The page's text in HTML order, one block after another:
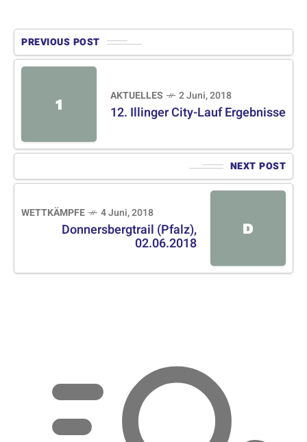
PREVIOUS POST
1 AKTUELLES 2 Juni, 2018
12. Illinger City-Lauf Ergebnisse
NEXT POST
D
WETTKÄMPFE 4 Juni, 2018
Donnersbergtrail (Pfalz),
02.06.2018